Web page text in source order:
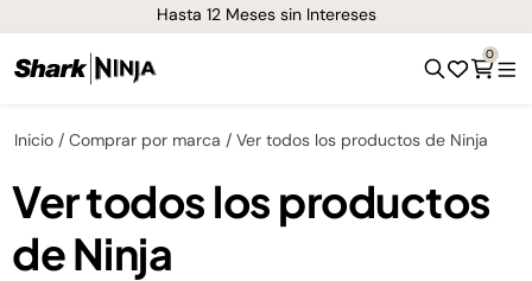
Hasta 12 Meses sin Intereses
0
Inicio Comprar por marca Ver todos los productos de Ninja
Ver todos los productos
de Ninja